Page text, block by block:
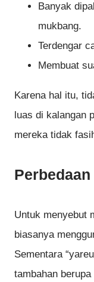
Banyak
mukbang.
Terdengar
Membuat
Karena hal itu,
luas di kalangan
mereka tidak
Untuk menyebut
biasanya
Sementara
tambahan